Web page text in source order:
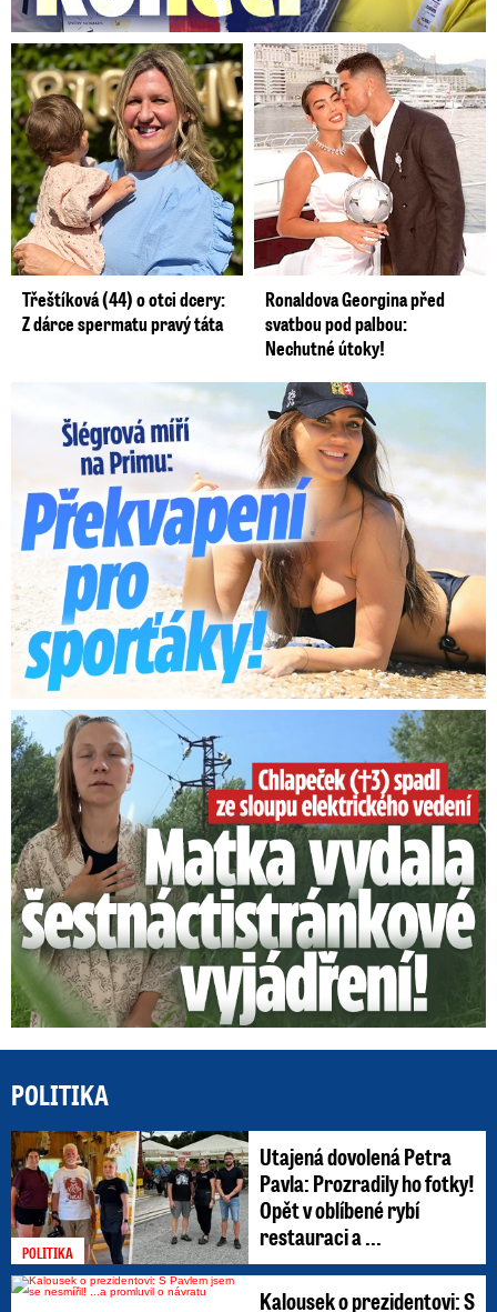
Třeštíková (44) o otci dcery:
Z dárce spermatu pravý táta
Ronaldova Georgina před
svatbou pod palbou:
Nechutné útoky!
Lucie Šlégrová míří na Primu. Překvapení pro sporťáky!
Smrtelný pád chlapce: Matka vydala vyjádření na 16 stran
POLITIKA
POLITIKA
Utajená dovolená Petra
Pavla: Prozradily ho fotky!
Opět v oblíbené rybí
restauraci a ...
Kalousek o prezidentovi: S